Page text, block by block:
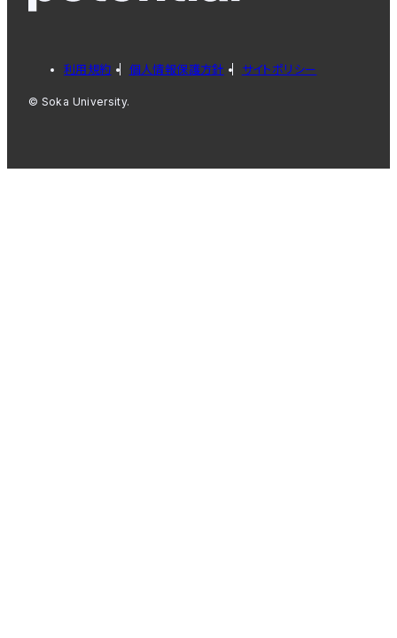
利用規約 個人情報保護方針 サイトポリシー
© Soka University.